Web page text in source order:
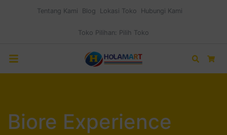
Tentang Kami Blog Lokasi Toko Hubungi Kami
Toko Pilihan: Pilih Toko
Search
Biore Experience